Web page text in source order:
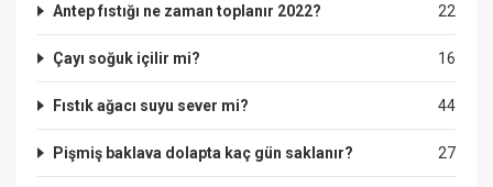
22
Antep fıstığı ne zaman toplanır 2022?
16
Çayı soğuk içilir mi?
44
Fıstık ağacı suyu sever mi?
27
Pişmiş baklava dolapta kaç gün saklanır?